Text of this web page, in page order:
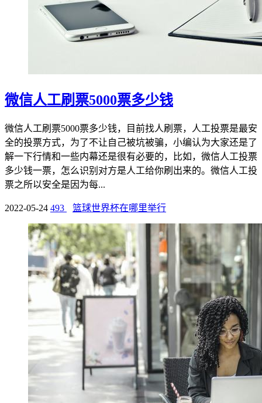
微信人工刷票5000票多少钱
微信人工刷票5000票多少钱，目前找人刷票，人工投票是最安
全的投票方式，为了不让自己被坑被骗，小编认为大家还是了
解一下行情和一些内幕还是很有必要的，比如，微信人工投票
多少钱一票，怎么识别对方是人工给你刷出来的。微信人工投
票之所以安全是因为每...
2022-05-24 493 篮球世界杯在哪里举行